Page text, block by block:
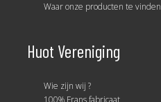
Waar onze producten te vinden
Huot Vereniging
Wie zijn wij ?